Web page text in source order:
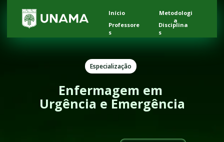
Enfermagem em
Urgência e Emergência
Especialização
Disciplina
s
Início
Metodologi
a
Professore
s